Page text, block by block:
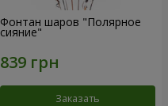
Фонтан шаров "Полярное
сияние"
Заказать